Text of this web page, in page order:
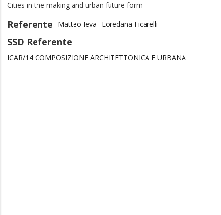
Cities in the making and urban future form
Referente Matteo Ieva Loredana Ficarelli
SSD Referente
ICAR/14 COMPOSIZIONE ARCHITETTONICA E URBANA